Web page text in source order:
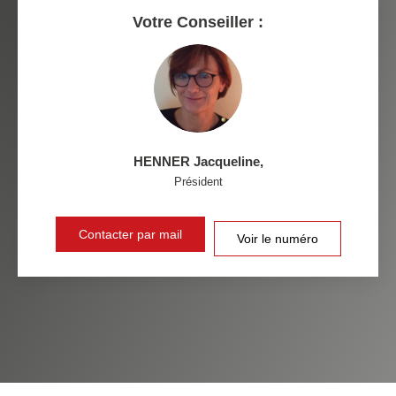
RESTAURANTS ET CAFÉS COMMERCES
Votre Conseiller :
HENNER Jacqueline,
Président
Contacter par mail Voir le numéro